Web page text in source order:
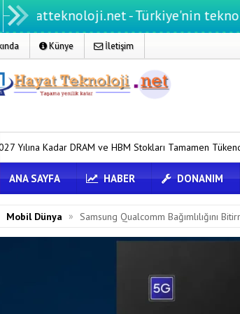
- Türkiye'nin teknoloji
Künye İletişim
ve HBM Stokları Tamamen Tükendi iPhone 18
ANA SAYFA HABER DONANIM
Mobil Dünya » Samsung Qualcomm Bağımlılığını